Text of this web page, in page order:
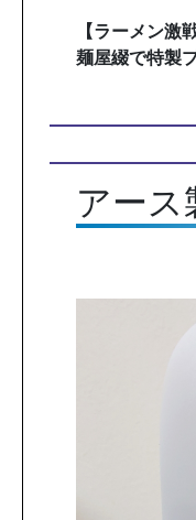
【ラーメン激
麺屋綴で特製
アース